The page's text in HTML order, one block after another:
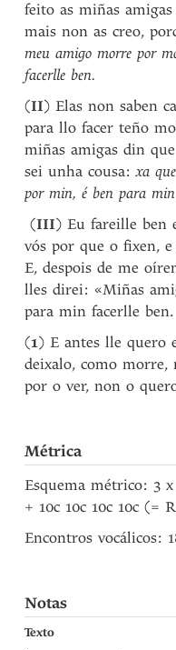
feito as miñas
mais non as creo,
meu amigo morre por
facerlle ben.
(II) Elas non saben
para llo facer teño
miñas amigas din
sei unha cousa:xa
por min, é ben para min
(III) Eu fareille ben
vós por que o fixen,
E, despois de me
lles direi: «Miñas
para min facerlle ben.
(1) E antes lle quero
deixalo, como
por o ver, non o
Métrica
Esquema métrico: 3 x
+ 10c 10c 10c 10c (=
Encontros vocálicos:
Notas
Texto